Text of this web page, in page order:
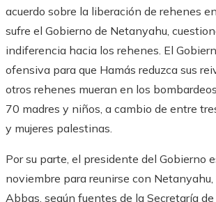
acuerdo sobre la liberación de rehenes
sufre el Gobierno de Netanyahu,
indiferencia hacia los rehenes. El
ofensiva para que Hamás reduzca sus
otros rehenes mueran en los
70 madres y niños, a cambio de entre
y mujeres palestinas.
Por su parte, el presidente del Gobierno
noviembre para reunirse con
Abbas, según fuentes de la Secretaría